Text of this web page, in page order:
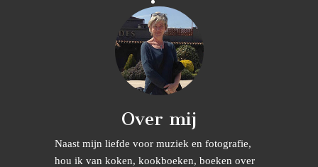
Over mij
Naast mijn liefde voor muziek en fotografie,
hou ik van koken, kookboeken, boeken over